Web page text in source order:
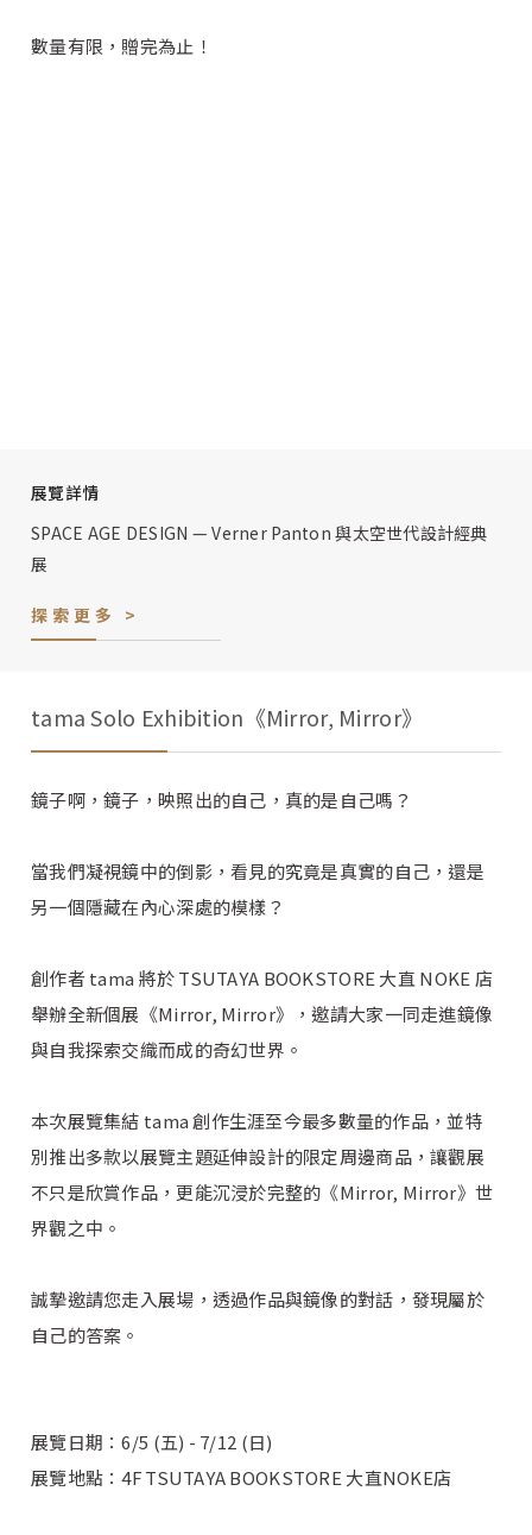
數量有限，贈完為止！
展覽詳情
SPACE AGE DESIGN — Verner Panton 與太空世代設計經典
展
探索更多 >
tama Solo Exhibition《Mirror, Mirror》
鏡子啊，鏡子，映照出的自己，真的是自己嗎？
當我們凝視鏡中的倒影，看見的究竟是真實的自己，還是
另一個隱藏在內心深處的模樣？
創作者 tama 將於 TSUTAYA BOOKSTORE 大直 NOKE 店
舉辦全新個展《Mirror, Mirror》，邀請大家一同走進鏡像
與自我探索交織而成的奇幻世界。
本次展覽集結 tama 創作生涯至今最多數量的作品，並特
別推出多款以展覽主題延伸設計的限定周邊商品，讓觀展
不只是欣賞作品，更能沉浸於完整的《Mirror, Mirror》世
界觀之中。
誠摯邀請您走入展場，透過作品與鏡像的對話，發現屬於
自己的答案。
展覽日期：6/5 (五) - 7/12 (日)
展覽地點：4F TSUTAYA BOOKSTORE 大直NOKE店